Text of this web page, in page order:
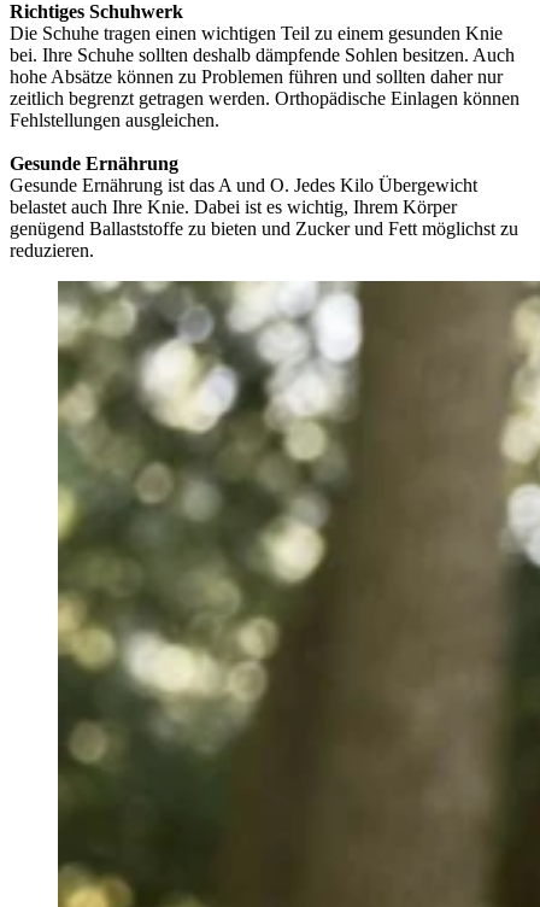
Richtiges Schuhwerk
Die Schuhe tragen einen wichtigen Teil zu einem gesunden Knie
bei. Ihre Schuhe sollten deshalb dämpfende Sohlen besitzen. Auch
hohe Absätze können zu Problemen führen und sollten daher nur
zeitlich begrenzt getragen werden. Orthopädische Einlagen können
Fehlstellungen ausgleichen.
Gesunde Ernährung
Gesunde Ernährung ist das A und O. Jedes Kilo Übergewicht
belastet auch Ihre Knie. Dabei ist es wichtig, Ihrem Körper
genügend Ballaststoffe zu bieten und Zucker und Fett möglichst zu
reduzieren.